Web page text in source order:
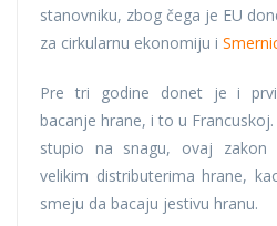
stanovniku, zbog čega je EU
za cirkularnu ekonomiju i
Pre tri godine donet je i
bacanje hrane, i to u
stupio na snagu, ovaj zakon
velikim distributerima hrane,
smeju da bacaju jestivu hranu.